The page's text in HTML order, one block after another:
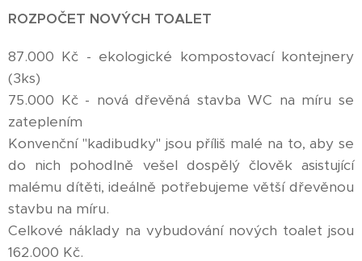
ROZPOČET NOVÝCH TOALET
87.000 Kč - ekologické kompostovací kontejnery
(3ks)
75.000 Kč - nová dřevěná stavba WC na míru se
zateplením
Konvenční "kadibudky" jsou příliš malé na to, aby se
do nich pohodlně vešel dospělý člověk asistující
malému dítěti, ideálně potřebujeme větší dřevěnou
stavbu na míru.
Celkové náklady na vybudování nových toalet jsou
162.000 Kč.